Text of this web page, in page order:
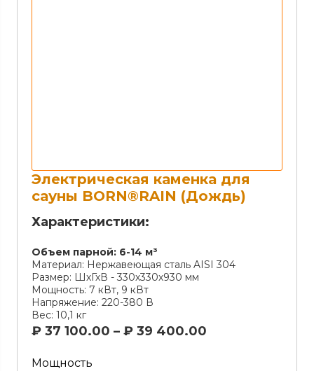
Электрическая каменка для
сауны BORN®RAIN (Дождь)
Характеристики:
Объем парной: 6-14 м³
Материал: Нержавеющая сталь AISI 304
Размер: ШхГхВ - 330х330х930 мм
Мощность: 7 кВт, 9 кВт
Напряжение: 220-380 В
Вес: 10,1 кг
₽ 37 100.00 – ₽ 39 400.00
Мощность